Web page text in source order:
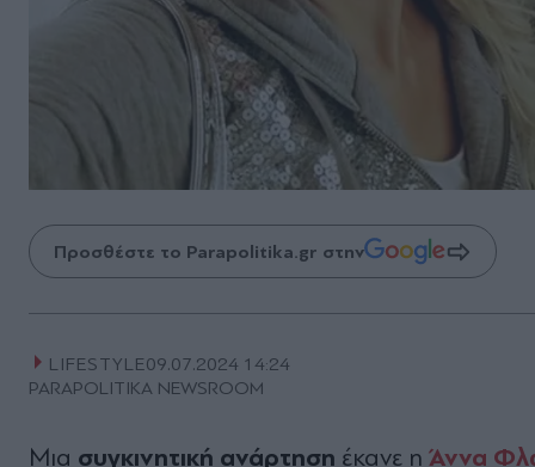
Προσθέστε το Parapolitika.gr στην
LIFESTYLE09.07.2024 14:24
PARAPOLITIKA NEWSROOM
Μια συγκινητική ανάρτηση έκανε η Άννα